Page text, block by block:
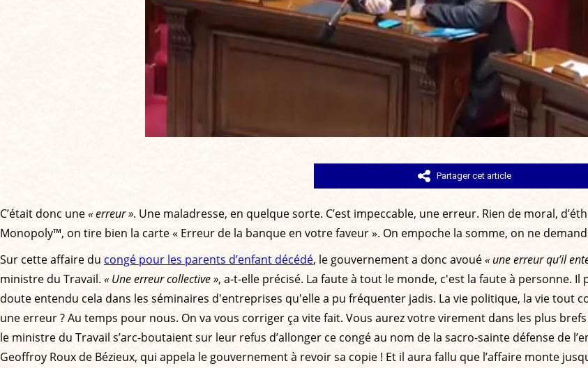
Partager cet article
C’était donc une« erreur ». Une maladresse, en quelque sorte. C’est impeccable, une erreur. Rien de moral,
Monopoly™, on tire bien la carte « Erreur de la banque en votre faveur ». On empoche la somme, on ne
Sur cette affaire du congé pour les parents d’enfant décédé, le gouvernement a donc avoué« une erreur qu’il
ministre du Travail. « Une erreur collective », a-t-elle précisé. La faute à tout le monde, c'est la faute à personne.
doute entendu cela dans les séminaires d'entreprises qu'elle a pu fréquenter jadis. La vie politique, la vie tout
une erreur ? Au temps pour nous. On va vous corriger ça vite fait. Vous aurez votre virement dans les plus
le ministre du Travail s’arc-boutaient sur leur refus d’allonger ce congé au nom de la sacro-sainte défense de
Geoffroy Roux de Bézieux, qui appela le gouvernement à revoir sa copie ! Et il aura fallu que l’affaire monte